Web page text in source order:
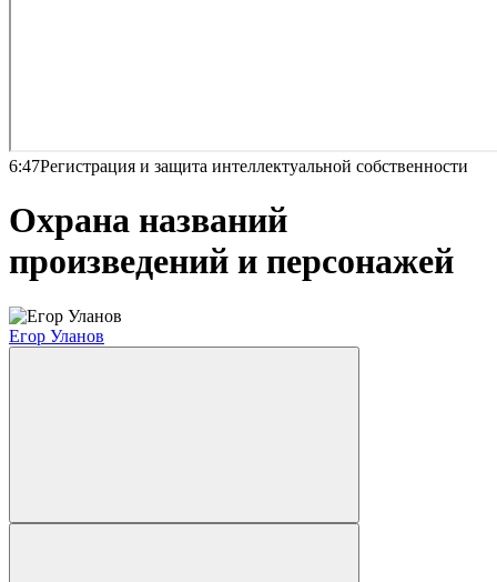
6:47Регистрация и защита интеллектуальной собственности
Охрана названий
произведений и персонажей
Егор Уланов